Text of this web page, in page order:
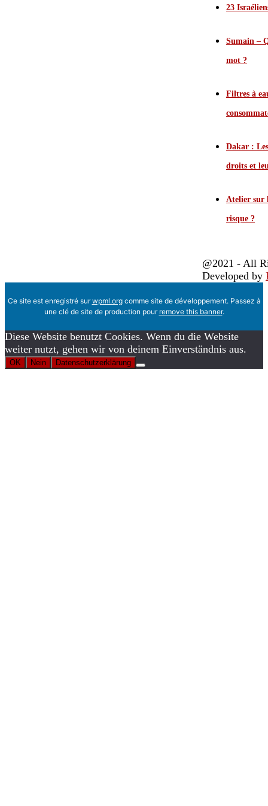
23
Sumain –
mot ?
Filtres à
Dakar :
droits et
Atelier sur
risque ?
@2021 - All
Developed by
Ce site est enregistré surwpml.orgcomme site de développement. Passez à
une clé de site de production pour remove this banner.
Diese Website benutzt Cookies. Wenn du die Website
weiter nutzt, gehen wir von deinem Einverständnis aus.
OK Nein Datenschutzerklärung